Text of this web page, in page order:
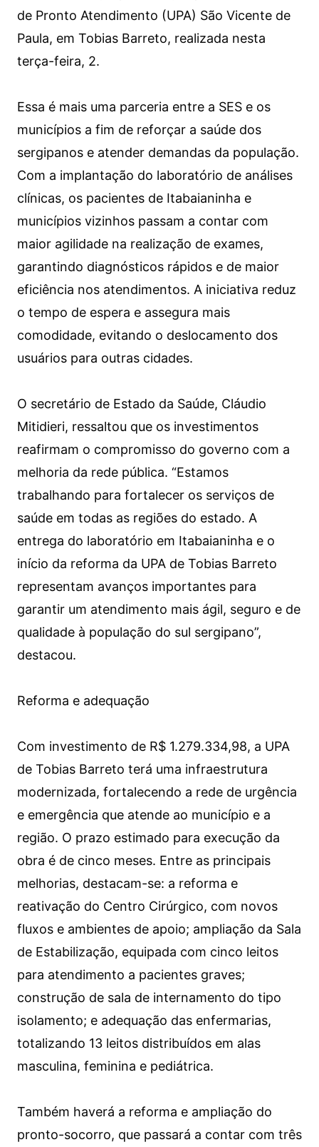
de Pronto Atendimento (UPA) São Vicente de
Paula, em Tobias Barreto, realizada nesta
terça-feira, 2.
Essa é mais uma parceria entre a SES e os
municípios a fim de reforçar a saúde dos
sergipanos e atender demandas da população.
Com a implantação do laboratório de análises
clínicas, os pacientes de Itabaianinha e
municípios vizinhos passam a contar com
maior agilidade na realização de exames,
garantindo diagnósticos rápidos e de maior
eficiência nos atendimentos. A iniciativa reduz
o tempo de espera e assegura mais
comodidade, evitando o deslocamento dos
usuários para outras cidades.
O secretário de Estado da Saúde, Cláudio
Mitidieri, ressaltou que os investimentos
reafirmam o compromisso do governo com a
melhoria da rede pública. “Estamos
trabalhando para fortalecer os serviços de
saúde em todas as regiões do estado. A
entrega do laboratório em Itabaianinha e o
início da reforma da UPA de Tobias Barreto
representam avanços importantes para
garantir um atendimento mais ágil, seguro e de
qualidade à população do sul sergipano”,
destacou.
Reforma e adequação
Com investimento de R$ 1.279.334,98, a UPA
de Tobias Barreto terá uma infraestrutura
modernizada, fortalecendo a rede de urgência
e emergência que atende ao município e a
região. O prazo estimado para execução da
obra é de cinco meses. Entre as principais
melhorias, destacam-se: a reforma e
reativação do Centro Cirúrgico, com novos
fluxos e ambientes de apoio; ampliação da Sala
de Estabilização, equipada com cinco leitos
para atendimento a pacientes graves;
construção de sala de internamento do tipo
isolamento; e adequação das enfermarias,
totalizando 13 leitos distribuídos em alas
masculina, feminina e pediátrica.
Também haverá a reforma e ampliação do
pronto-socorro, que passará a contar com três